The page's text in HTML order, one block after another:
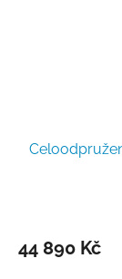
44 890 Kč